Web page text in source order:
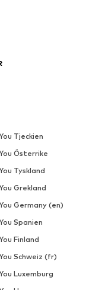
Tjeckien
Österrike
Tyskland
Grekland
Germany (en)
Spanien
Finland
Schweiz (fr)
Luxemburg